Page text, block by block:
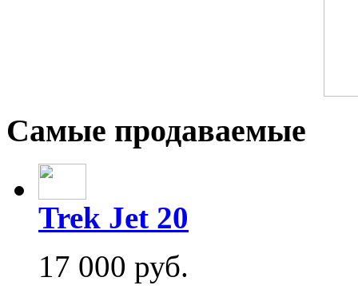
Самые продаваемые
Trek Jet 20
17 000 руб.